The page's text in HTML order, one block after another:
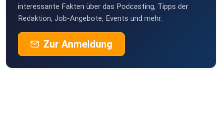
interessante Fakten über das Podcasting, Tipps der
Redaktion, Job-Angebote, Events und mehr.
Zur Anmeldung